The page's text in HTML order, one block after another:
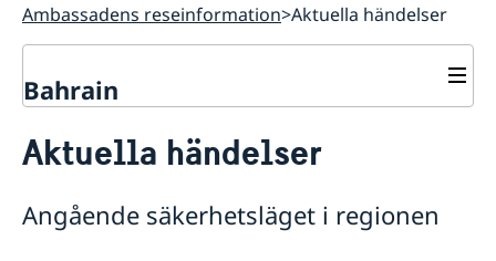
Ambassadens reseinformation Aktuella händelser
Bahrain
Hjälp till svenskar i Bahrain
Pass i Bahrain
Ambassadens reseinformation
Aktuella händelser
Angående säkerhetsläget i regionen